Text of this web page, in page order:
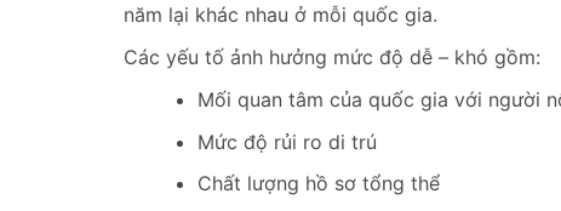
năm lại khác nhau ở mỗi quốc gia.
Các yếu tố ảnh hưởng mức độ dễ – khó gồm:
Mối quan tâm của quốc gia với người
Mức độ rủi ro di trú
Chất lượng hồ sơ tổng thể